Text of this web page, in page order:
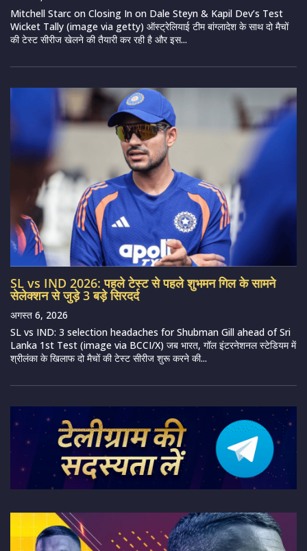
Mitchell Starc on Closing In on Dale Steyn & Kapil Dev’s Test
Wicket Tally (image via getty) ऑस्ट्रेलियाई टीम बांग्लादेश के साथ दो मैचों
की टेस्ट सीरीज खेलने की तैयारी कर रही है और इस...
SL vs IND 2026: पहले टेस्ट से पहले शुभमन गिल के सामने
सेलेक्शन से जुड़े 3 बड़े सिरदर्द
अगस्त 6, 2026
SL vs IND: 3 selection headaches for Shubman Gill ahead of Sri
Lanka 1st Test (image via BCCI/X) जब भारत, गॉल इंटरनेशनल स्टेडियम में
श्रीलंका के खिलाफ दो मैचों की टेस्ट सीरीज शुरू करने की...